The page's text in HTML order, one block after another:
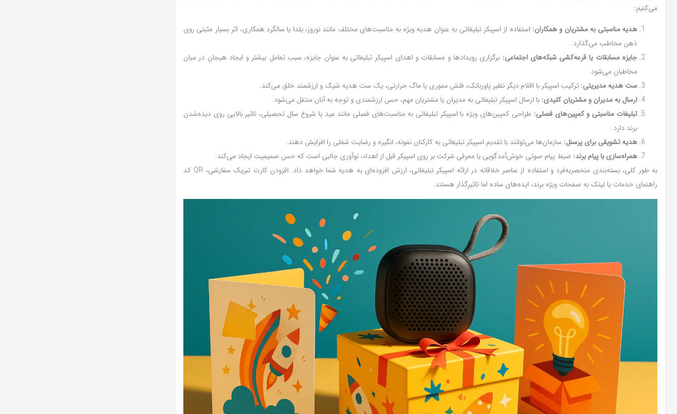
می‌کنیم:
هدیه مناسبتی به مشتریان و همکاران: استفاده از اسپیکر تبلیغاتی به عنوان هدیه ویژه به مناسبت‌های مختلف مانند نوروز، یلدا یا سالگرد همکاری، اثر بسیار مثبتی روی
ذهن مخاطب می‌گذارد.
جایزه مسابقات یا قرعه‌کشی شبکه‌های اجتماعی: برگزاری رویدادها و مسابقات و اهدای اسپیکر تبلیغاتی به عنوان جایزه، سبب تعامل بیشتر و ایجاد هیجان در میان
مخاطبان می‌شود.
ست هدیه مدیریتی: ترکیب اسپیکر با اقلام دیگر نظیر پاوربانک، فلش مموری یا ماگ حرارتی، یک ست هدیه شیک و ارزشمند خلق می‌کند.
ارسال به مدیران و مشتریان کلیدی: با ارسال اسپیکر تبلیغاتی به مدیران یا مشتریان مهم، حس ارزشمندی و توجه به آنان منتقل می‌شود.
تبلیغات مناسبتی و کمپین‌های فصلی: طراحی کمپین‌های ویژه با اسپیکر تبلیغاتی به مناسبت‌های فصلی مانند عید یا شروع سال تحصیلی، تاثیر بالایی روی دیده‌شدن
برند دارد.
هدیه تشویقی برای پرسنل: سازمان‌ها می‌توانند با تقدیم اسپیکر تبلیغاتی به کارکنان نمونه، انگیزه و رضایت شغلی را افزایش دهند.
همراه‌سازی با پیام برند: ضبط پیام صوتی خوش‌آمدگویی یا معرفی شرکت بر روی اسپیکر قبل از اهداء، نوآوری جالبی است که حس صمیمیت ایجاد می‌کند.
به طور کلی، بسته‌بندی منحصربه‌فرد و استفاده از عناصر خلاقانه در ارائه اسپیکر تبلیغاتی، ارزش افزوده‌ای به هدیه شما خواهد داد. افزودن کارت تبریک سفارشی، QR کد
راهنمای خدمات یا لینک به صفحات ویژه برند، ایده‌های ساده اما تاثیرگذار هستند.